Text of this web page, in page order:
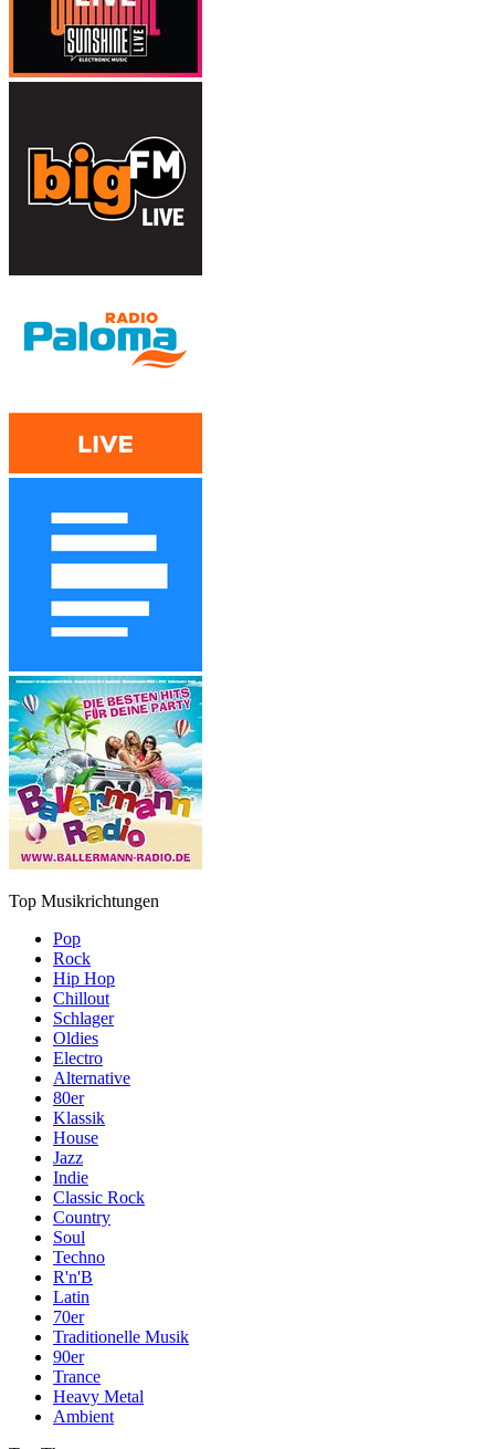
Top Musikrichtungen
Pop
Rock
Hip Hop
Chillout
Schlager
Oldies
Electro
Alternative
80er
Klassik
House
Jazz
Indie
Classic Rock
Country
Soul
Techno
R'n'B
Latin
70er
Traditionelle Musik
90er
Trance
Heavy Metal
Ambient